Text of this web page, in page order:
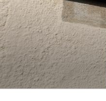
Aller
au
contenu
principal